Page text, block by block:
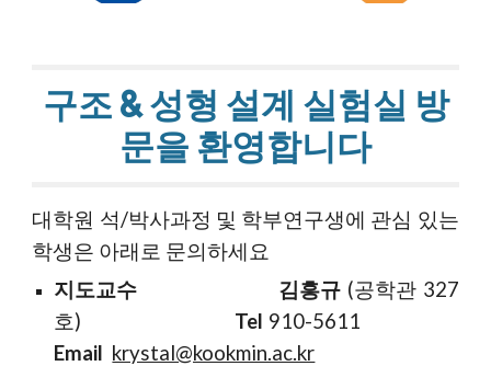
구조 & 성형 설계 실험실 방
문을 환영합니다
대학원 석/박사과정 및 학부연구생에 관심 있는
학생은 아래로 문의하세요
지도교수
김흥규 (공학관 327
호)
Tel 910-5611
Email krystal@kookmin.ac.kr